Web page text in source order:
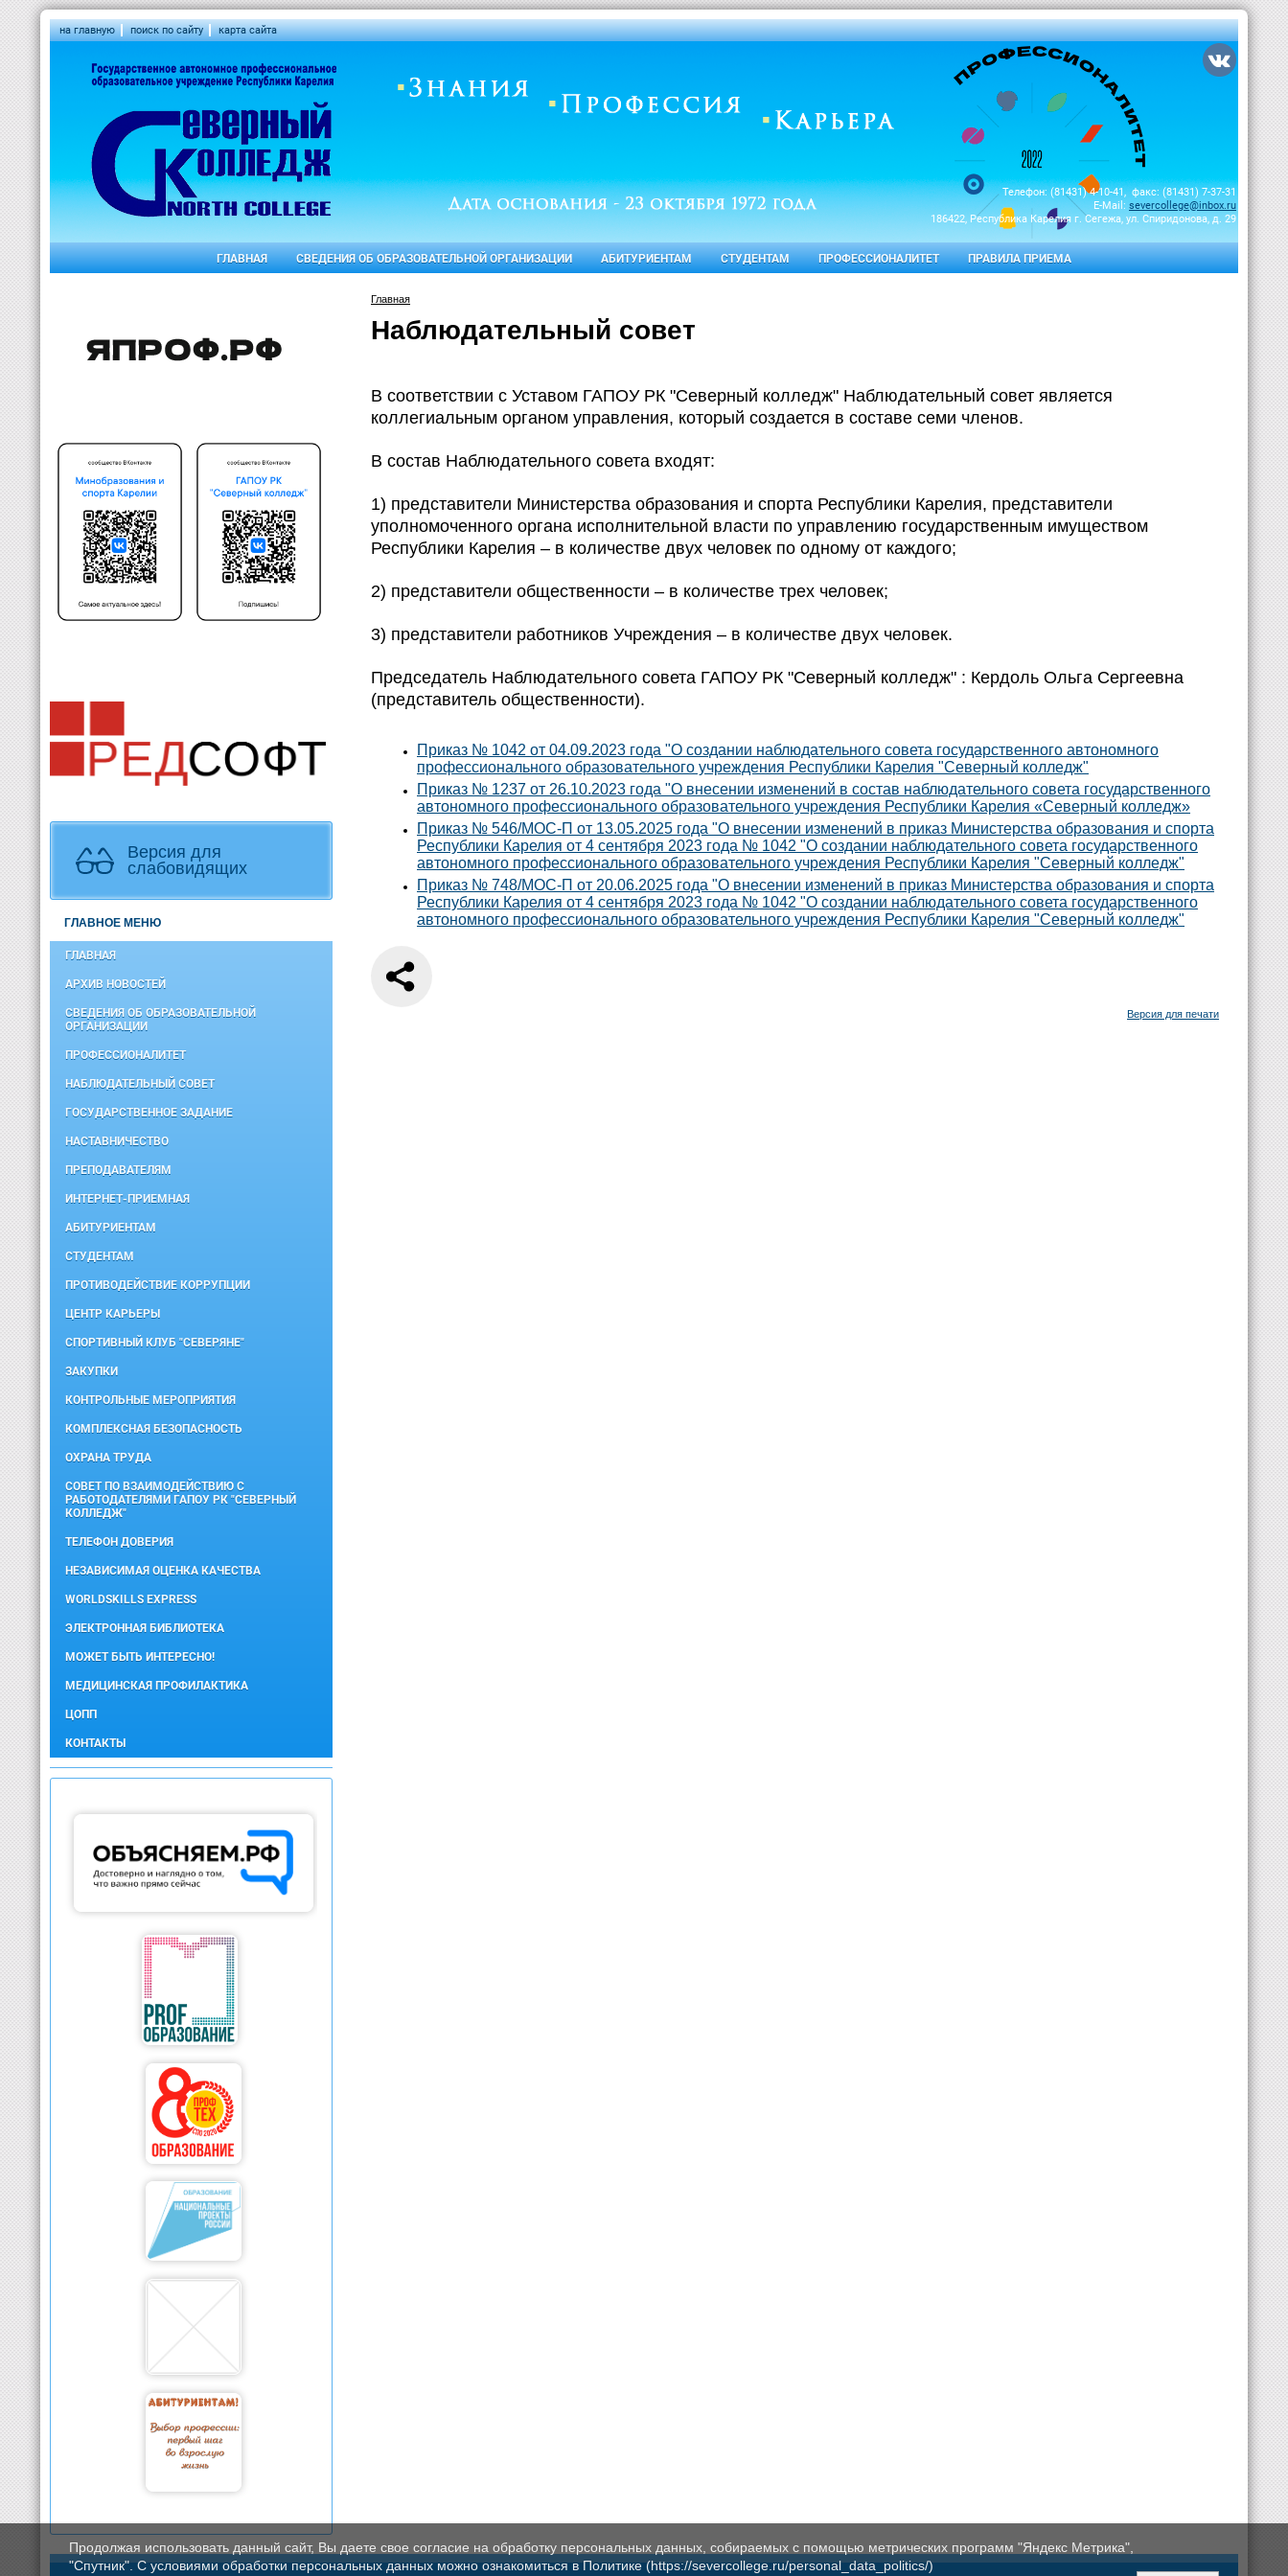
на главную поиск по сайту карта сайта
Телефон: (81431) 4-10-41, факс: (81431) 7-37-31
E-Mail: severcollege@inbox.ru
186422, Республика Карелия г. Сегежа, ул. Спиридонова, д. 29
ГЛАВНАЯ СВЕДЕНИЯ ОБ ОБРАЗОВАТЕЛЬНОЙ ОРГАНИЗАЦИИ АБИТУРИЕНТАМ СТУДЕНТАМ ПРОФЕССИОНАЛИТЕТ ПРАВИЛА ПРИЕМА
Версия для
слабовидящих
ГЛАВНОЕ МЕНЮ
ГЛАВНАЯ
АРХИВ НОВОСТЕЙ
СВЕДЕНИЯ ОБ ОБРАЗОВАТЕЛЬНОЙ
ОРГАНИЗАЦИИ
ПРОФЕССИОНАЛИТЕТ
НАБЛЮДАТЕЛЬНЫЙ СОВЕТ
ГОСУДАРСТВЕННОЕ ЗАДАНИЕ
НАСТАВНИЧЕСТВО
ПРЕПОДАВАТЕЛЯМ
ИНТЕРНЕТ-ПРИЕМНАЯ
АБИТУРИЕНТАМ
СТУДЕНТАМ
ПРОТИВОДЕЙСТВИЕ КОРРУПЦИИ
ЦЕНТР КАРЬЕРЫ
СПОРТИВНЫЙ КЛУБ "СЕВЕРЯНЕ"
ЗАКУПКИ
КОНТРОЛЬНЫЕ МЕРОПРИЯТИЯ
КОМПЛЕКСНАЯ БЕЗОПАСНОСТЬ
ОХРАНА ТРУДА
СОВЕТ ПО ВЗАИМОДЕЙСТВИЮ С
РАБОТОДАТЕЛЯМИ ГАПОУ РК "СЕВЕРНЫЙ
КОЛЛЕДЖ"
ТЕЛЕФОН ДОВЕРИЯ
НЕЗАВИСИМАЯ ОЦЕНКА КАЧЕСТВА
WORLDSKILLS EXPRESS
ЭЛЕКТРОННАЯ БИБЛИОТЕКА
МОЖЕТ БЫТЬ ИНТЕРЕСНО!
МЕДИЦИНСКАЯ ПРОФИЛАКТИКА
ЦОПП
КОНТАКТЫ
Главная
Наблюдательный совет
В соответствии с Уставом ГАПОУ РК "Северный колледж" Наблюдательный совет является
коллегиальным органом управления, который создается в составе семи членов.
В состав Наблюдательного совета входят:
1) представители Министерства образования и спорта Республики Карелия, представители
уполномоченного органа исполнительной власти по управлению государственным имуществом
Республики Карелия – в количестве двух человек по одному от каждого;
2) представители общественности – в количестве трех человек;
3) представители работников Учреждения – в количестве двух человек.
Председатель Наблюдательного совета ГАПОУ РК "Северный колледж" : Кердоль Ольга Сергеевна
(представитель общественности).
Приказ № 1042 от 04.09.2023 года "О создании наблюдательного совета государственного автономного
профессионального образовательного учреждения Республики Карелия "Северный колледж"
Приказ № 1237 от 26.10.2023 года "О внесении изменений в состав наблюдательного совета государственного
автономного профессионального образовательного учреждения Республики Карелия «Северный колледж»
Приказ № 546/МОС-П от 13.05.2025 года "О внесении изменений в приказ Министерства образования и спорта
Республики Карелия от 4 сентября 2023 года № 1042 "О создании наблюдательного совета государственного
автономного профессионального образовательного учреждения Республики Карелия "Северный колледж"
Приказ № 748/МОС-П от 20.06.2025 года "О внесении изменений в приказ Министерства образования и спорта
Республики Карелия от 4 сентября 2023 года № 1042 "О создании наблюдательного совета государственного
автономного профессионального образовательного учреждения Республики Карелия "Северный колледж"
Версия для печати
Продолжая использовать данный сайт, Вы даете свое согласие на обработку персональных данных, собираемых с помощью метрических программ "Яндекс Метрика",
"Спутник". С условиями обработки персональных данных можно ознакомиться в Политике (https://severcollege.ru/personal_data_politics/)